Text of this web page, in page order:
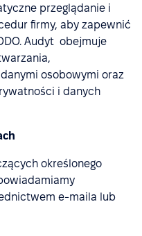
przeglądanie i
firmy, aby zapewnić
Audyt obejmuje
osobowymi oraz
i danych
określonego
e-maila lub